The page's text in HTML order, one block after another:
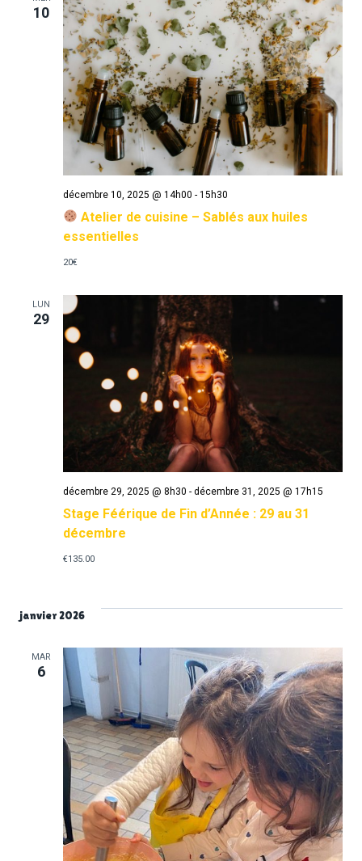
10
Atelier de cuisine – Sablés aux huiles
essentielles
décembre 10, 2025 @ 14h00 - 15h30
20€
LUN
29
Stage Féérique de Fin d’Année : 29 au 31
décembre
décembre 29, 2025 @ 8h30 - décembre 31, 2025 @ 17h15
€135.00
janvier 2026
MAR
6